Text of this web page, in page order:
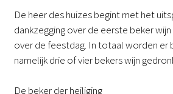
De heer des huizes begint met het
dankzegging over de eerste beker
over de feestdag. In totaal worden er
namelijk drie of vier bekers wijn
De beker der heiliging